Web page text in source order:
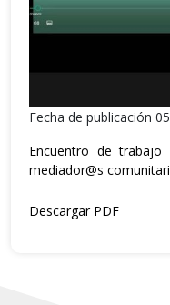
Fecha de publicación
Encuentro de
mediador@s
Descargar PDF